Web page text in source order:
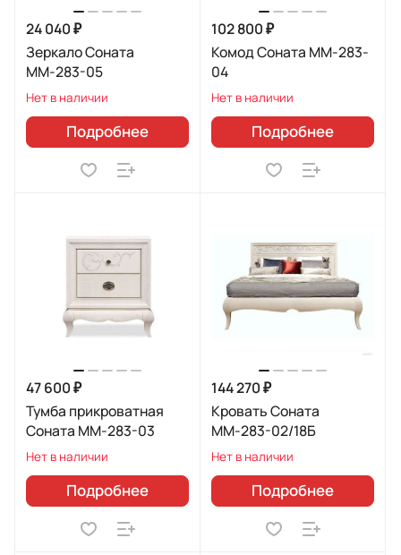
24 040 ₽
Зеркало Соната
ММ-283-05
Нет в наличии
Подробнее
102 800 ₽
Комод Соната ММ-283-
04
Нет в наличии
Подробнее
47 600 ₽
Тумба прикроватная
Соната ММ-283-03
Нет в наличии
Подробнее
144 270 ₽
Кровать Соната
ММ-283-02/18Б
Нет в наличии
Подробнее